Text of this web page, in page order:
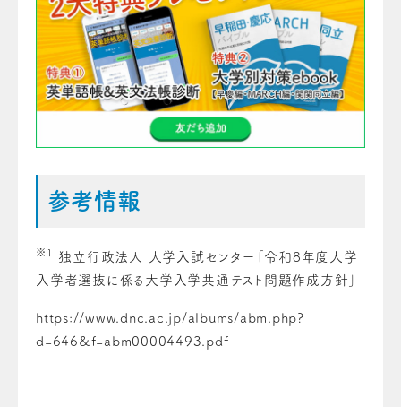
参考情報
※1
独立行政法人 大学入試センター「令和8年度大学
入学者選抜に係る大学入学共通テスト問題作成方針」
https://www.dnc.ac.jp/albums/abm.php?
d=646&f=abm00004493.pdf